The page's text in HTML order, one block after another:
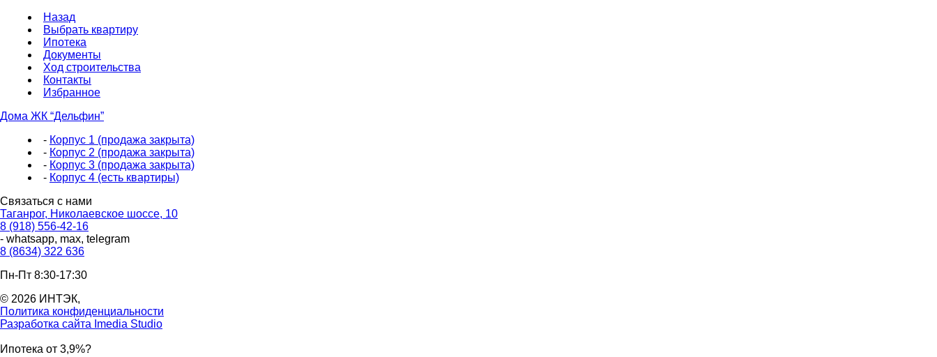
Назад
Выбрать квартиру
Ипотека
Документы
Ход строительства
Контакты
Избранное
Дома ЖК “Дельфин”
- Корпус 1 (продажа закрыта)
- Корпус 2 (продажа закрыта)
- Корпус 3 (продажа закрыта)
- Корпус 4 (есть квартиры)
Связаться с нами
Таганрог, Николаевское шоссе, 10
8 (918) 556-42-16
- whatsapp, max, telegram
8 (8634) 322 636
Пн-Пт 8:30-17:30
© 2026 ИНТЭК,
Политика конфиденциальности
Разработка сайта Imedia Studio
Ипотека от 3,9%?